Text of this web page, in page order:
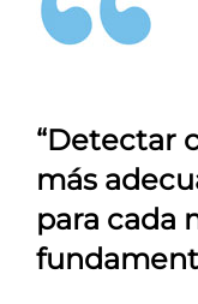
“Detectar
más
para cada